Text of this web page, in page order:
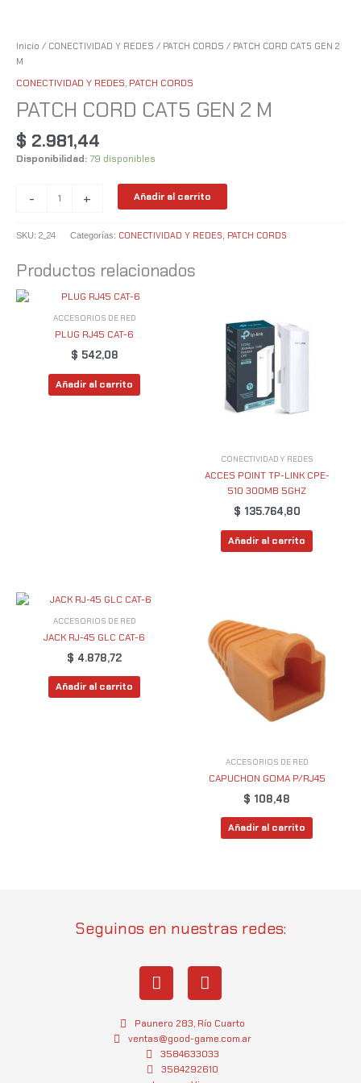
Inicio / CONECTIVIDAD Y REDES / PATCH CORDS / PATCH CORD CAT5 GEN 2
M
CONECTIVIDAD Y REDES, PATCH CORDS
PATCH CORD CAT5 GEN 2 M
$ 2.981,44
Disponibilidad:79 disponibles
- + Añadir al carrito
SKU: 2_24 Categorías: CONECTIVIDAD Y REDES PATCH CORDS
Productos relacionados
ACCESORIOS DE RED
PLUG RJ45 CAT-6
$ 542,08
Añadir al carrito
CONECTIVIDAD Y REDES
ACCES POINT TP-LINK CPE-
510 300MB 5GHZ
$ 135.764,80
Añadir al carrito
ACCESORIOS DE RED
JACK RJ-45 GLC CAT-6
$ 4.878,72
Añadir al carrito
ACCESORIOS DE RED
CAPUCHON GOMA P/RJ45
$ 108,48
Añadir al carrito
Seguinos en nuestras redes:
I
n
t
a
g
r
W
h
t
s
a
p
Paunero 283, Río Cuarto
ventas@good-game.com.ar
3584633033
3584292610